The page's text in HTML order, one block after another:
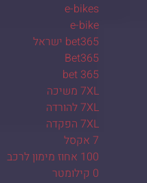
e-bikes
e-bike
bet365 ישראל
Bet365
bet 365
7XL משיכה
7XL להורדה
7XL הפקדה
7 אקסל
100 אחוז מימון לרכב
0 קילומטר